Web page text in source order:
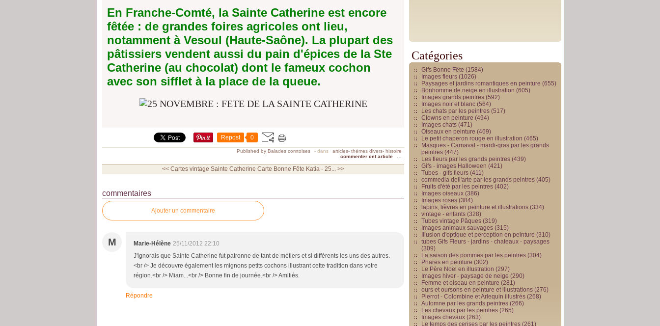
En Franche-Comté, la Sainte Catherine est encore
fêtée : de grandes foires agricoles ont lieu,
notamment à Vesoul (Haute-Saône). La plupart des
pâtissiers vendent aussi du pain d'épices de la Ste
Catherine (au chocolat) dont le fameux cochon
avec son sifflet à la place de la queue.
Repost 0
Published by Balades comtoises - dans
articles- thèmes divers- histoire
commenter cet article
<< Cartes vintage Sainte Catherine Carte Bonne Fête Katia - 25... >>
commentaires
Ajouter un commentaire
M Marie-Hélène 25/11/2012 22:10
J'ignorais que Sainte Catherine fut patronne de tant de métiers et si différents les uns des autres.
<br /> Je découvre également les mignons petits cochons illustrant cette tradition dans votre
région.<br /> Miam...<br /> Bonne fin de journée.<br /> Amitiés.
Répondre
Catégories
Gifs Bonne Fête (1584)
Images fleurs (1026)
Paysages et jardins romantiques en peinture (655)
Bonhomme de neige en illustration (605)
Images grands peintres (592)
Images noir et blanc (564)
Les chats par les peintres (517)
Clowns en peinture (494)
Images chats (471)
Oiseaux en peinture (469)
Le petit chaperon rouge en illustration (465)
Masques - Carnaval - mardi-gras par les grands
peintres (447)
Les fleurs par les grands peintres (439)
Gifs - images Halloween (421)
Tubes - gifs fleurs (411)
commedia dell'arte par les grands peintres (405)
Fruits d'été par les peintres (402)
Images oiseaux (386)
Images roses (384)
lapins, lièvres en peinture et illustrations (334)
vintage - enfants (328)
Tubes vintage Pâques (319)
Images animaux sauvages (315)
Illusion d'optique et perception en peinture (310)
tubes Gifs Fleurs - jardins - chateaux - paysages
(309)
La saison des pommes par les peintres (304)
Phares en peinture (302)
Le Père Noël en illustration (297)
Images hiver - paysage de neige (290)
Femme et oiseau en peinture (281)
ours et oursons en peinture et illustrations (276)
Pierrot - Colombine et Arlequin illustrés (268)
Automne par les grands peintres (266)
Les chevaux par les peintres (265)
Images chevaux (263)
Le temps des cerises par les peintres (261)